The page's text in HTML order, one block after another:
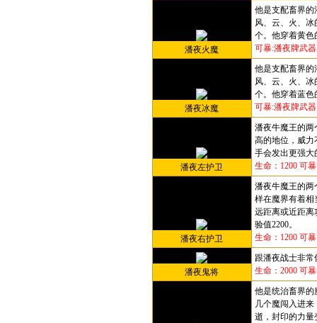
潘夜火魔
他是支配畜界
风、云、火、
个。他穿着黄色
可暴:潘夜牌武器
潘夜冰魔
他是支配畜界
风、云、火、
个。他穿着蓝色
可暴:潘夜牌武器
潘夜左护卫
潘夜牛魔王的
高的地位，威
手会发出更强大
生命：1200 可
潘夜右护卫
潘夜牛魔王的
样在魔界有着
远距离或近距
验值2200。
生命：1200 可
潘夜鬼将
跟潘夜战士非常
生命：2000 可
他是统治畜界
几个魔闯入进
逝，封印的力